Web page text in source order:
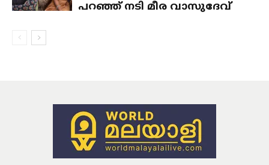
പറഞ്ഞ് നടി മീര വാസുദേവ്